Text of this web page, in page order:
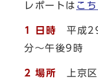
レポートは こち
1 日時 平成
分～午後9時
2 場所 上京区